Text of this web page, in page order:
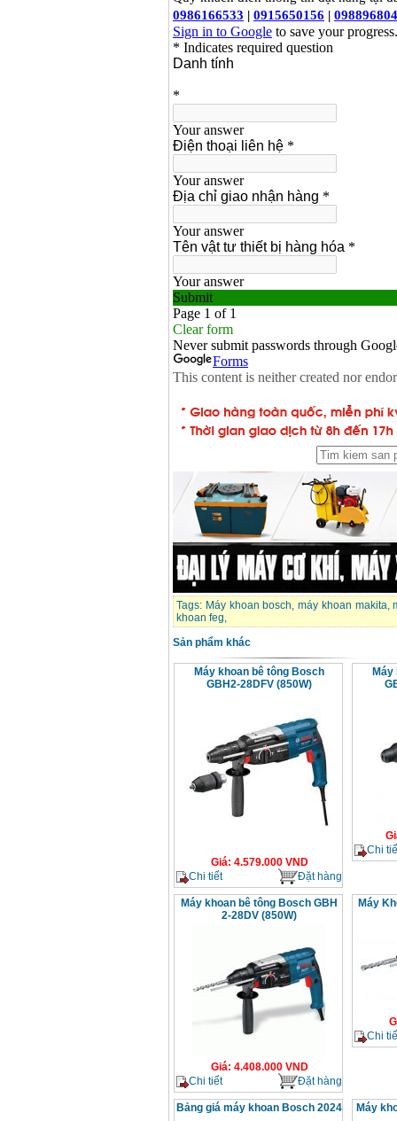
Tags: Máy khoan bosch, máy khoan makita,
khoan feg,
Sản phẩm khác
Máy khoan bê tông Bosch
GBH2-28DFV (850W)
Giá: 4.579.000VND
Chi tiết
Đặt hàng
Chi
Máy khoan bê tông Bosch GBH
2-28DV (850W)
Giá: 4.408.000VND
Chi tiết
Đặt hàng
Máy
Chi
Bảng giá máy khoan Bosch 2024 Máy